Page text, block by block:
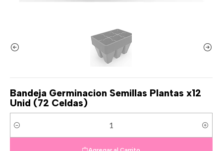
Bandeja Germinacion Semillas Plantas x12
Unid (72 Celdas)
Cantidad